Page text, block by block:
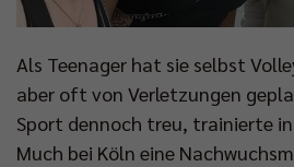
Als Teenager hat sie selbst
aber oft von Verletzungen
Sport dennoch treu, trainierte
Much bei Köln eine